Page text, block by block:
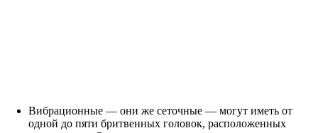
Вибрационные — они же сеточные — могут иметь от
одной до пяти бритвенных головок, расположенных